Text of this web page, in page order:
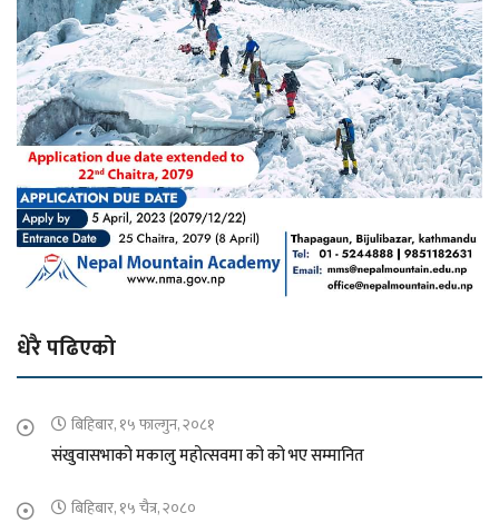
धेरै पढिएको
बिहिबार, १५ फाल्गुन, २०८१
संखुवासभाको मकालु महोत्सवमा को को भए सम्मानित
बिहिबार, १५ चैत्र, २०८०